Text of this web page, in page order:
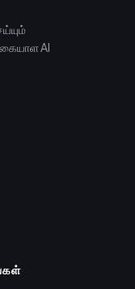
கையாள AI